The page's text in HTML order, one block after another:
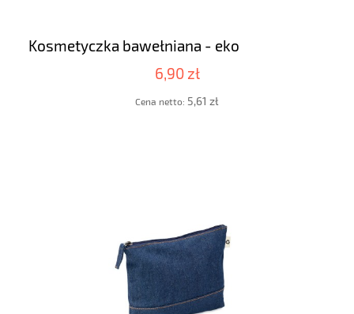
Kosmetyczka bawełniana - eko
6,90 zł
Cena netto: 5,61 zł